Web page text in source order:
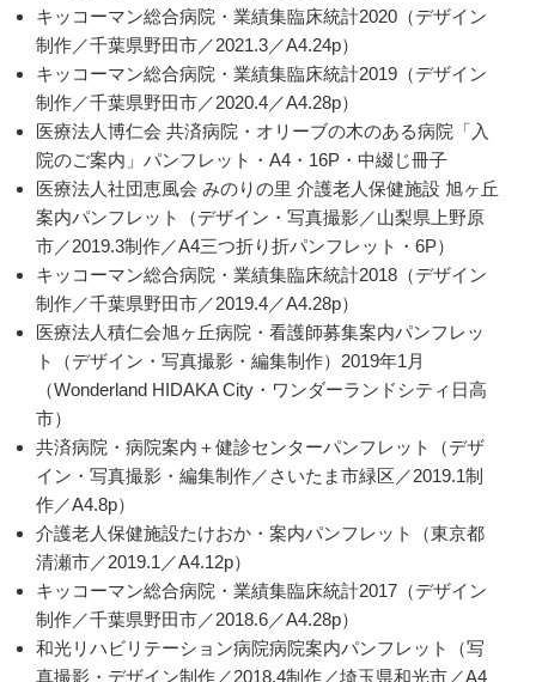
キッコーマン総合病院・業績集臨床統計2020（デザイン
制作／千葉県野田市／2021.3／A4.24p）
キッコーマン総合病院・業績集臨床統計2019（デザイン
制作／千葉県野田市／2020.4／A4.28p）
医療法人博仁会 共済病院・オリーブの木のある病院「入
院のご案内」パンフレット・A4・16P・中綴じ冊子
医療法人社団恵風会 みのりの里 介護老人保健施設 旭ヶ丘
案内パンフレット（デザイン・写真撮影／山梨県上野原
市／2019.3制作／A4三つ折り折パンフレット・6P）
キッコーマン総合病院・業績集臨床統計2018（デザイン
制作／千葉県野田市／2019.4／A4.28p）
医療法人積仁会旭ヶ丘病院・看護師募集案内パンフレッ
ト（デザイン・写真撮影・編集制作）2019年1月
（Wonderland HIDAKA City・ワンダーランドシティ日高
市）
共済病院・病院案内＋健診センターパンフレット（デザ
イン・写真撮影・編集制作／さいたま市緑区／2019.1制
作／A4.8p）
介護老人保健施設たけおか・案内パンフレット（東京都
清瀬市／2019.1／A4.12p）
キッコーマン総合病院・業績集臨床統計2017（デザイン
制作／千葉県野田市／2018.6／A4.28p）
和光リハビリテーション病院病院案内パンフレット（写
真撮影・デザイン制作／2018.4制作／埼玉県和光市／A4